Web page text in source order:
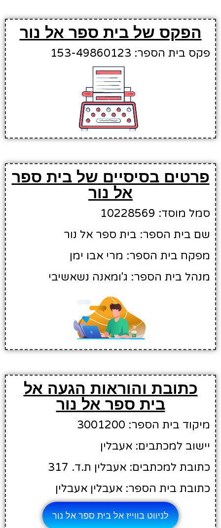
הפקס של בית ספר אל נור
פקס בית הספר: 153-49860123
פרטים בסיסיים של בית ספר
אל נור
סמל מוסד: 10228569
שם בית הספר: בית ספר אל נור
מפקח בית הספר: מרי אבו ימן
מנהל בית הספר: ג'ומאנה נשאשיבי
כתובת והוראות הגעה אל
בית ספר אל נור
מיקוד בית הספר: 3001200
יישוב למכתבים: אעבלין
כתובת למכתבים: אעבלין ת.ד. 317
כתובת בית הספר: אעבלין אעבלין
לניווט בווייז אל בית ספר אל נור